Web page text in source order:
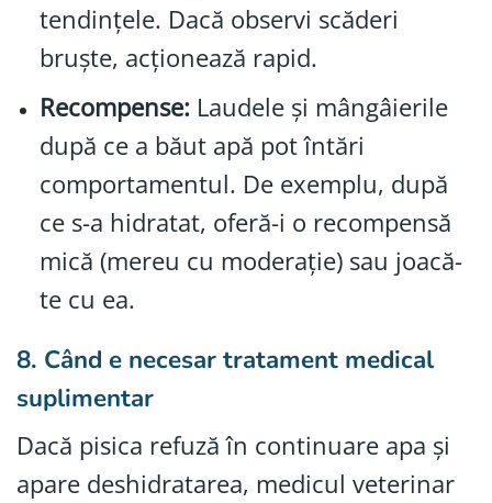
tendințele. Dacă observi scăderi
bruște, acționează rapid.
Recompense: Laudele și mângâierile
după ce a băut apă pot întări
comportamentul. De exemplu, după
ce s-a hidratat, oferă-i o recompensă
mică (mereu cu moderație) sau joacă-
te cu ea.
8. Când e necesar tratament medical
suplimentar
Dacă pisica refuză în continuare apa și
apare deshidratarea, medicul veterinar